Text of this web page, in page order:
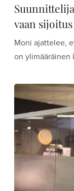
vaan sijoitus
Moni ajattelee,
on ylimääräinen